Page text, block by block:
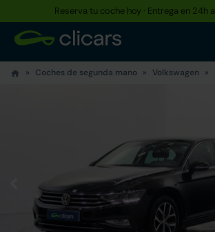
Reserva tu coche hoy · Entrega en 24h
Coches de segunda mano Volkswagen